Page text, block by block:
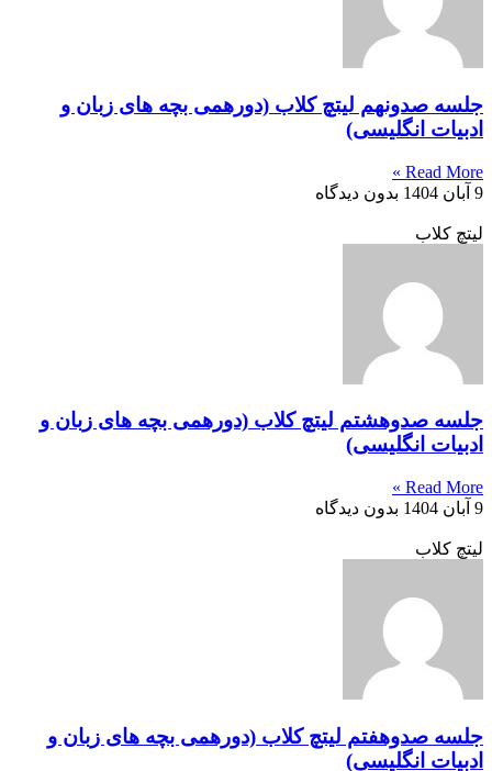
جلسه صدونهم لیتچ کلاب (دورهمی بچه های زبان و
ادبیات انگلیسی)
Read More »
9 آبان 1404
بدون دیدگاه
لیتچ کلاب
جلسه صدوهشتم لیتچ کلاب (دورهمی بچه های زبان و
ادبیات انگلیسی)
Read More »
9 آبان 1404
بدون دیدگاه
لیتچ کلاب
جلسه صدوهفتم لیتچ کلاب (دورهمی بچه های زبان و
ادبیات انگلیسی)